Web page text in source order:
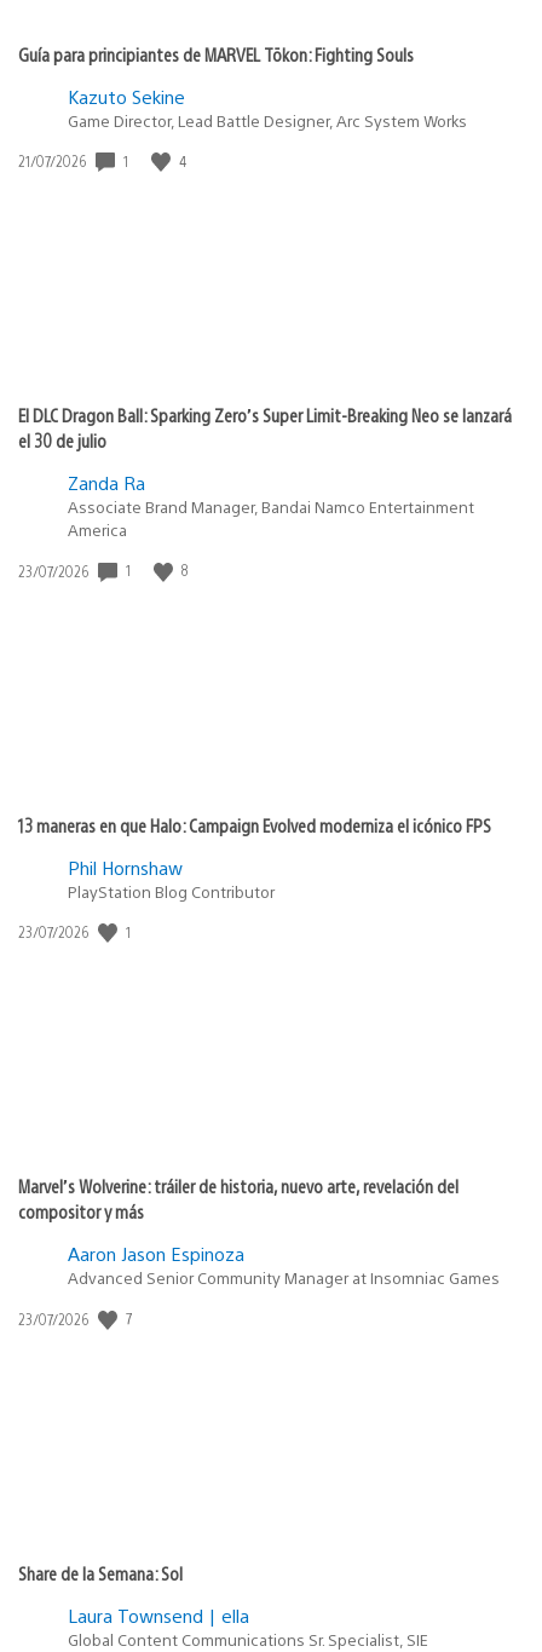
Guía para principiantes de MARVEL Tōkon: Fighting Souls
Kazuto Sekine
Game Director, Lead Battle Designer, Arc System Works
Fecha
21/07/2026 1 4
El DLC Dragon Ball: Sparking Zero’s Super Limit-Breaking Neo se lanzará
el 30 de julio
Zanda Ra
Associate Brand Manager, Bandai Namco Entertainment
America
Fecha
23/07/2026 1 8
13 maneras en que Halo: Campaign Evolved moderniza el icónico FPS
Phil Hornshaw
PlayStation Blog Contributor
Fecha
23/07/2026 1
Marvel’s Wolverine: tráiler de historia, nuevo arte, revelación del
compositor y más
Aaron Jason Espinoza
Advanced Senior Community Manager at Insomniac Games
Fecha
23/07/2026 7
Share de la Semana: Sol
Laura Townsend | ella
Global Content Communications Sr. Specialist, SIE